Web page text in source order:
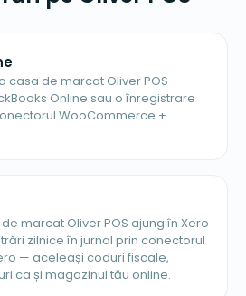
casa de marcat Oliver POS
Online sau o înregistrare
WooCommerce +
marcat Oliver POS ajung în Xero
zilnice în jurnal prin conectorul
— aceleași coduri fiscale,
ca și magazinul tău online.